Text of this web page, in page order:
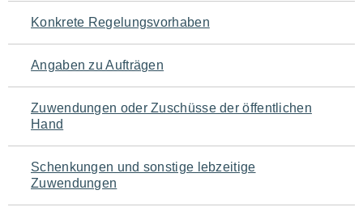
Seiteninhalt
Konkrete Regelungsvorhaben
Angaben zu Aufträgen
Zuwendungen oder Zuschüsse der öffentlichen
Hand
Schenkungen und sonstige lebzeitige
Zuwendungen